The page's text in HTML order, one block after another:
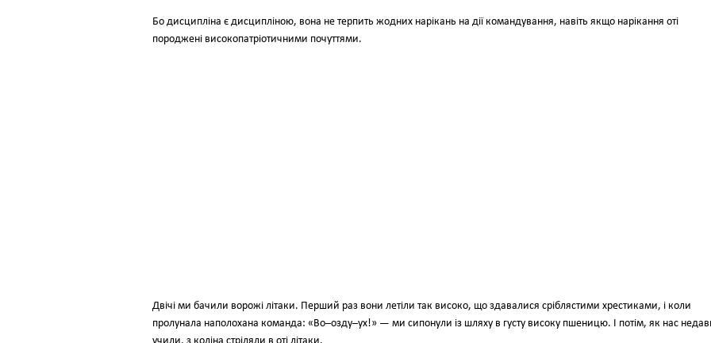
Бо дисципліна є дисципліною, вона не терпить жодних нарікань на дії командування, навіть якщо нарікання оті
породжені високопатріотичними почуттями.
Двічі ми бачили ворожі літаки. Перший раз вони летіли так високо, що здавалися сріблястими хрестиками, і коли
пролунала наполохана команда: «Во–озду–ух!» — ми сипонули із шляху в густу високу пшеницю. І потім, як нас